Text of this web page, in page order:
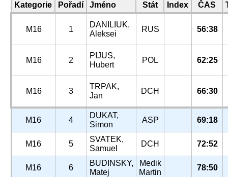
Kategorie Pořadí Jméno Stát Index ČAS
M16 1
DANILIUK,
Aleksei
RUS 56:38
M16 2
PIJUS,
Hubert
POL 62:25
M16 3
TRPAK,
Jan
DCH 66:30
M16 4
DUKAT,
Simon
ASP 69:18
M16 5
SVATEK,
Samuel
DCH 72:52
M16 6
BUDINSKY,
Matej
Medik
Martin
78:50